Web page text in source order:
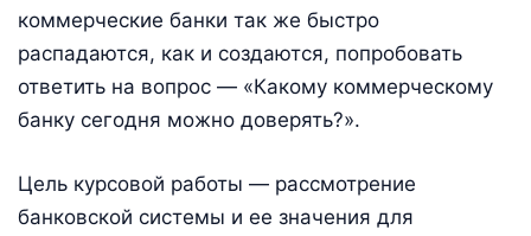
коммерческие банки так же быстро
распадаются, как и создаются, попробовать
ответить на вопрос — «Какому коммерческому
банку сегодня можно доверять?».
Цель курсовой работы — рассмотрение
банковской системы и ее значения для